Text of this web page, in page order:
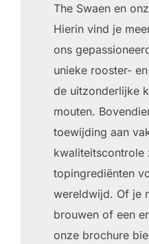
The Swaen en
Hierin vind je
ons
unieke rooster-
de uitzonderlijke
mouten.
toewijding aan
topingrediënten
wereldwijd. Of je
brouwen of een
onze brochure